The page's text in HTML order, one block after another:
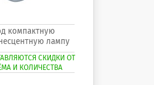
компактную
лампу
СКИДКИ ОТ
И КОЛИЧЕСТВА